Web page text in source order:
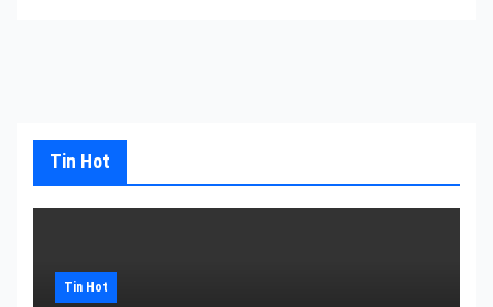
Tin Hot
Tin Hot